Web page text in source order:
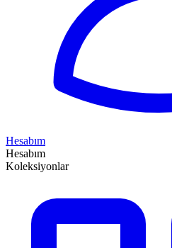
Hesabım
Hesabım
Koleksiyonlar